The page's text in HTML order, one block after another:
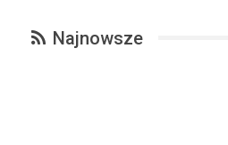
Najnowsze